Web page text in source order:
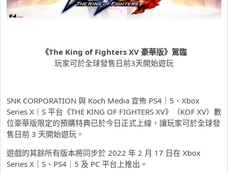
《The King of Fighters XV 豪華版》駕臨
玩家可於全球發售日前3天開始遊玩
SNK CORPORATION 與 Koch Media 宣佈 PS4｜5、Xbox
Series X｜S 平台《THE KING OF FIGHTERS XV》（KOF XV）數
位豪華版限定的預購特典已於今日正式上線，讓玩家可於全球發
售日前 3 天開始遊玩。
遊戲的其餘所有版本將同步於 2022 年 2 月 17 日在 Xbox
Series X
S 、 PS4 5 及 PC 平台上推出。